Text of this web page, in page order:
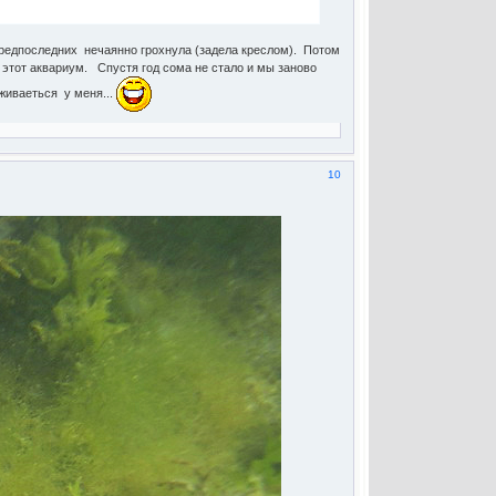
нечаянно грохнула (задела креслом). Потом
аквариум. Спустя год сома не стало и мы заново
у меня...
10